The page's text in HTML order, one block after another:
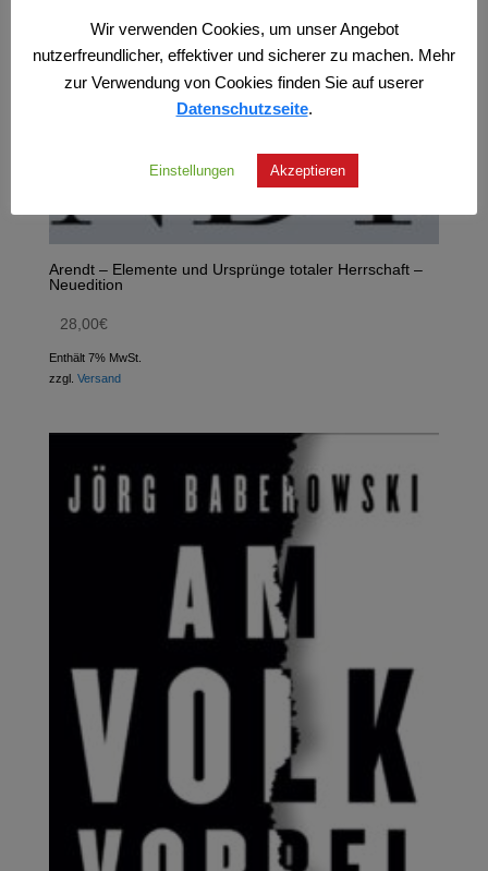
Arendt – Elemente und Ursprünge totaler Herrschaft –
Neuedition
28,00€
Enthält 7% MwSt.
zzgl. Versand
Wir verwenden Cookies, um unser Angebot
nutzerfreundlicher, effektiver und sicherer zu machen. Mehr
zur Verwendung von Cookies finden Sie auf userer
Datenschutzseite.
Einstellungen Akzeptieren